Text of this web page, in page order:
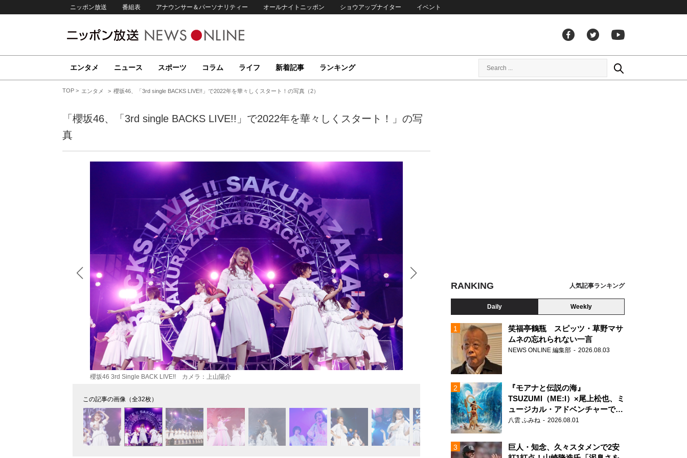
ニッポン放送 番組表 アナウンサー＆パーソナリティー オールナイトニッポン ショウアップナイター イベント
エンタメ ニュース スポーツ コラム ライフ 新着記事 ランキング
TOP エンタメ 櫻坂46、「3rd single BACKS LIVE!!」で2022年を華々しくスタート！の写真（2）
「櫻坂46、「3rd single BACKS LIVE!!」で2022年を華々しくスタート！」の写
真
櫻坂46 3rd Single BACK LIVE!! カメラ：上山陽介 櫻坂46 3rd Single BACK LIVE!! カメラ：上山陽介
この記事の画像（全32枚）
RANKING 人気記事ランキング
Daily Weekly
笑福亭鶴瓶 スピッツ・草野マサ
ムネの忘れられない一言
NEWS ONLINE 編集部 2026.08.03
『モアナと伝説の海』
TSUZUMI（ME:I）×尾上松也、ミ
ュージカル・アドベンチャーで美
声を響かせる
八雲 ふみね 2026.08.01
巨人・知念、久々スタメンで2安